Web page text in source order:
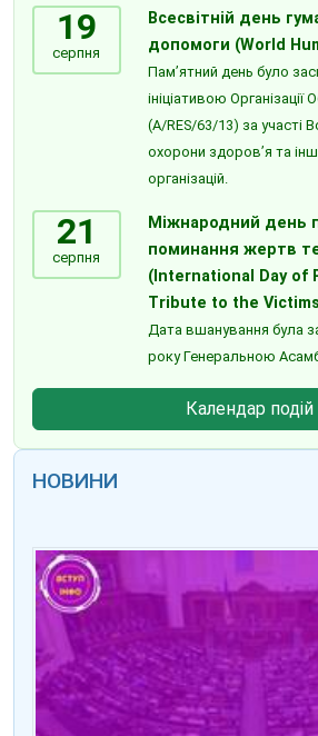
19
серпня
Всесвітній день
допомоги (World
Пам’ятний день було
ініціативою Організації
(A/RES/63/13) за участі
охорони здоров’я та
організацій.
21
серпня
Міжнародний день
поминання жертв
(International Day of
Tribute to the
Дата вшанування була
року Генеральною
Календар подій
НОВИНИ